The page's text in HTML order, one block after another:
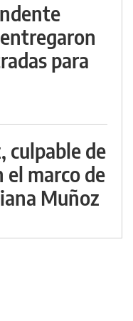
para
culpable de
marco de
Muñoz